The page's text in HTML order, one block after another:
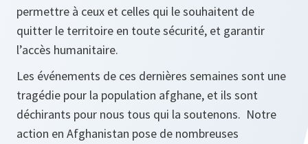
permettre à ceux et celles qui le souhaitent de
quitter le territoire en toute sécurité, et garantir
l’accès humanitaire.
Les événements de ces dernières semaines sont une
tragédie pour la population afghane, et ils sont
déchirants pour nous tous qui la soutenons. Notre
action en Afghanistan pose de nombreuses